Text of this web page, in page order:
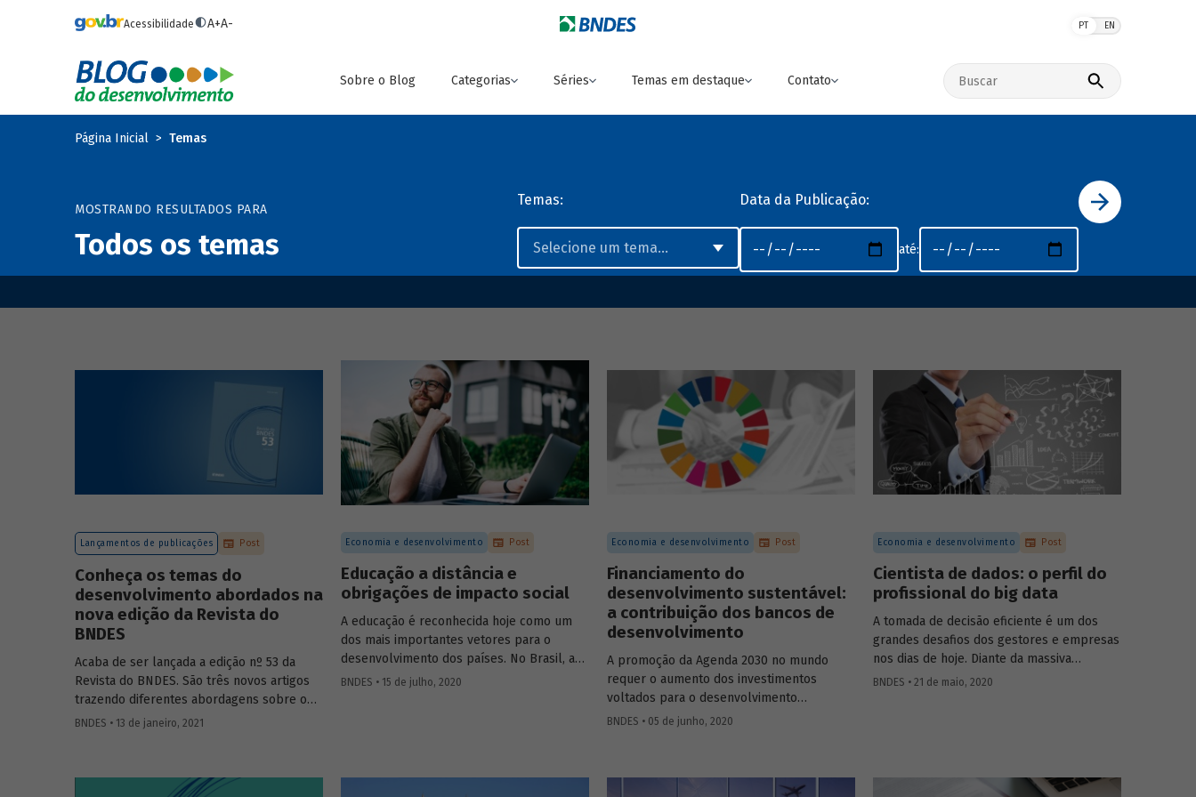
Acessibilidade A+A- PT EN
Sobre o Blog Categorias Séries Temas em destaque Contato
Buscar no site
Página Inicial Temas
MOSTRANDO RESULTADOS PARA
Todos os temas
Temas: Data da Publicação:
até:
Lançamentos de publicações Post
Conheça os temas do
desenvolvimento abordados na
nova edição da Revista do
BNDES
Acaba de ser lançada a edição nº 53 da
Revista do BNDES. São três novos artigos
trazendo diferentes abordagens sobre o
desenvolvimento. Os estudos tratam de
indireto do Banco e setor portuário
BNDES • 13 de janeiro, 2021
Economia e desenvolvimento Post
Educação a distância e
obrigações de impacto social
A educação é reconhecida hoje como um
dos mais importantes vetores para o
desenvolvimento dos países. No Brasil, a
melhoria da educação tem como um de
BNDES • 15 de julho, 2020
Economia e desenvolvimento Post
Financiamento do
desenvolvimento sustentável:
a contribuição dos bancos de
desenvolvimento
A promoção da Agenda 2030 no mundo
requer o aumento dos investimentos
voltados para o desenvolvimento
sustentável. Estudo publicado na edição 52
desenvolvimento para o financiamento do
BNDES • 05 de junho, 2020
Economia e desenvolvimento Post
Cientista de dados: o perfil do
profissional do big data
A tomada de decisão eficiente é um dos
grandes desafios dos gestores e empresas
nos dias de hoje. Diante da massiva
disponibilidade de dados nas próprias
data science(DS), tem
BNDES • 21 de maio, 2020